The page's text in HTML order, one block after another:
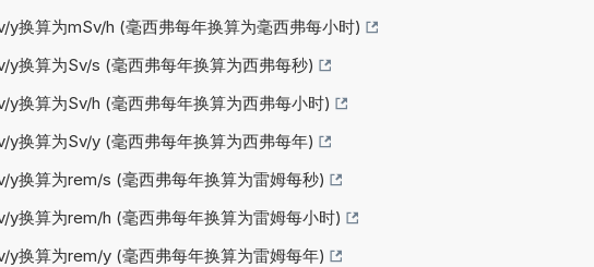
y换算为mSv/h (毫西弗每年换算为毫西弗每小时)
y换算为Sv/s (毫西弗每年换算为西弗每秒)
y换算为Sv/h (毫西弗每年换算为西弗每小时)
y换算为Sv/y (毫西弗每年换算为西弗每年)
y换算为rem/s (毫西弗每年换算为雷姆每秒)
y换算为rem/h (毫西弗每年换算为雷姆每小时)
y换算为rem/y (毫西弗每年换算为雷姆每年)